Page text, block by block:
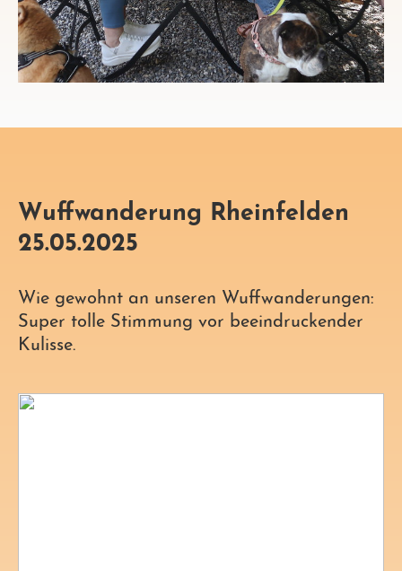
Wuffwanderung Rheinfelden
25.05.2025
Wie gewohnt an unseren Wuffwanderungen:
Super tolle Stimmung vor beeindruckender
Kulisse.